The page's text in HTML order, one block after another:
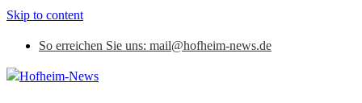
Skip to content
So erreichen Sie uns: mail@hofheim-news.de